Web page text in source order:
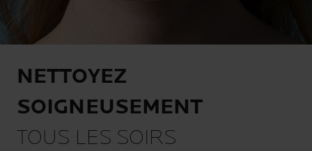
NETTOYEZ
SOIGNEUSEMENT
TOUS LES SOIRS